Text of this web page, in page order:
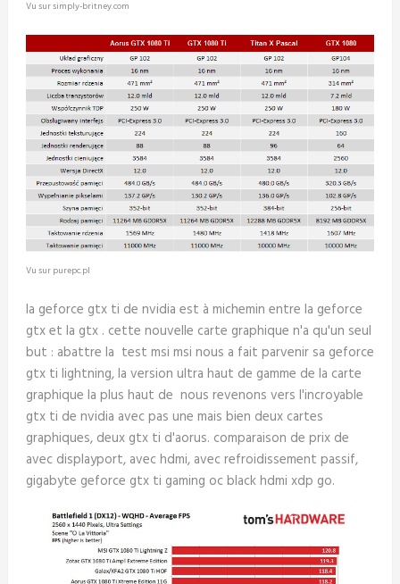
Vu sur simply-britney.com
Vu sur purepc.pl
la geforce gtx ti de nvidia est à michemin entre la geforce
gtx et la gtx . cette nouvelle carte graphique n'a qu'un seul
but : abattre la test msi msi nous a fait parvenir sa geforce
gtx ti lightning, la version ultra haut de gamme de la carte
graphique la plus haut de nous revenons vers l'incroyable
gtx ti de nvidia avec pas une mais bien deux cartes
graphiques, deux gtx ti d'aorus. comparaison de prix de
avec displayport, avec hdmi, avec refroidissement passif,
gigabyte geforce gtx ti gaming oc black hdmi xdp go.